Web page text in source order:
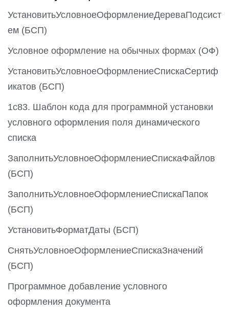
s
УстановитьУсловноеОформлениеДереваПодсист
ем (БСП)
Условное оформление на обычных формах (ОФ)
УстановитьУсловноеОформлениеСпискаСертиф
икатов (БСП)
1с83. Шаблон кода для программной установки
условного оформления поля динамического
списка
ЗаполнитьУсловноеОформлениеСпискаФайлов
(БСП)
ЗаполнитьУсловноеОформлениеСпискаПапок
(БСП)
УстановитьФорматДаты (БСП)
СнятьУсловноеОформлениеСпискаЗначений
(БСП)
Программное добавление условного
оформления документа